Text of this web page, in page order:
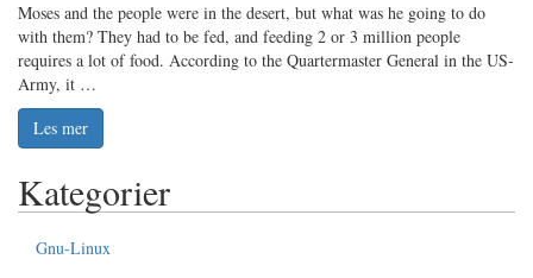
Moses and the people were in the desert, but what was he going to do
with them? They had to be fed, and feeding 2 or 3 million people
requires a lot of food. According to the Quartermaster General in the US-
Army, it …
Les mer
Kategorier
Gnu-Linux